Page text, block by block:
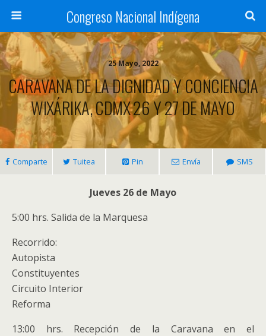
Congreso Nacional Indígena
25 Mayo, 2022
CARAVANA DE LA DIGNIDAD Y CONCIENCIA
WIXÁRIKA, CDMX 26 Y 27 DE MAYO
Comparte Tuitea Pin Envía SMS
Jueves 26 de Mayo
5:00 hrs. Salida de la Marquesa
Recorrido:
Autopista
Constituyentes
Circuito Interior
Reforma
13:00 hrs. Recepción de la Caravana en el